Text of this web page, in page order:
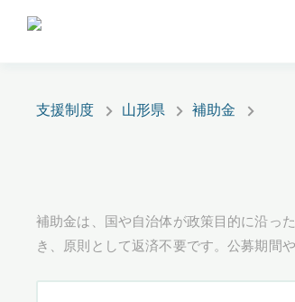
支援制度 山形県 補助金
補助金は、国や自治体が政策目的に沿っ
き、原則として返済不要です。公募期間